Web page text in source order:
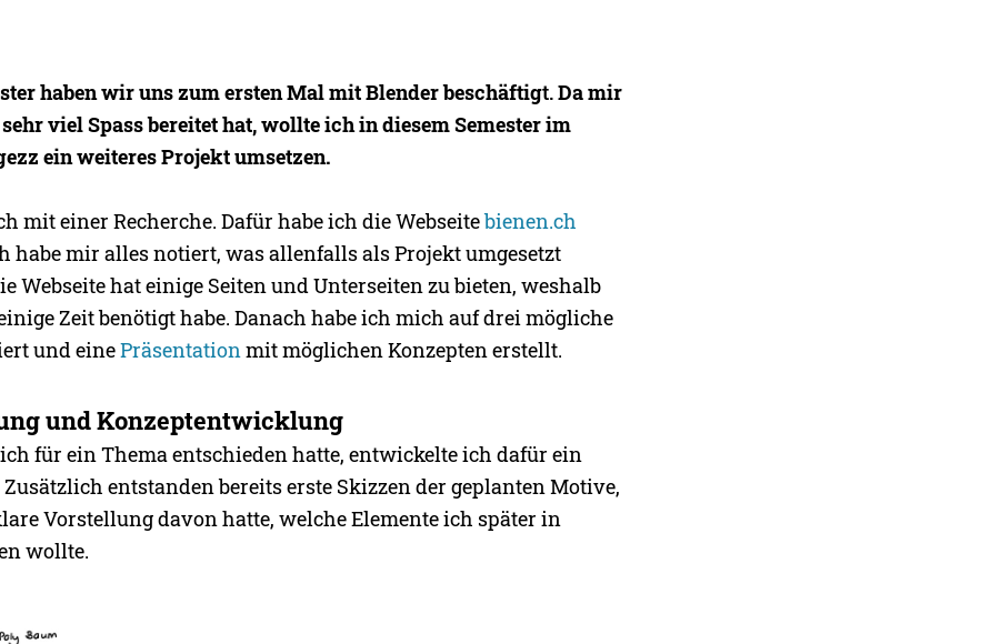
haben wir uns zum ersten Mal mit Blender beschäftigt.Da mir
viel Spass bereitet hat, wollte ich in diesem Semester im
ein weiteres Projekt umsetzen.
mit einer Recherche. Dafür habe ich die Webseitebienen.ch
habe mir alles notiert, was allenfalls als Projekt umgesetzt
Webseite hat einige Seiten und Unterseiten zu bieten, weshalb
Zeit benötigt habe. Danach habe ich mich auf drei mögliche
und einePräsentationmit möglichen Konzepten erstellt.
und Konzeptentwicklung
für ein Thema entschieden hatte, entwickelte ich dafür ein
Zusätzlich entstanden bereits erste Skizzen der geplanten Motive,
Vorstellung davon hatte, welche Elemente ich später in
wollte.